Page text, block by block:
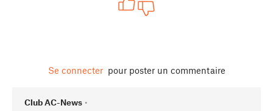
Se connecter pour poster un commentaire
Club AC-News •